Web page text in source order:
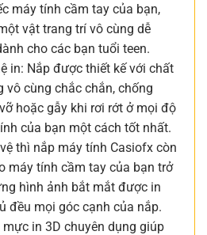
máy tính cầm tay của bạn,
vật trang trí vô cùng dễ
cho các bạn tuổi teen.
in: Nắp được thiết kế với chất
vô cùng chắc chắn, chống
hoặc gẫy khi rơi rớt ở mọi độ
của bạn một cách tốt nhất.
thì nắp máy tính Casiofx còn
máy tính cầm tay của bạn trở
hình ảnh bắt mắt được in
đều mọi góc cạnh của nắp.
in 3D chuyên dụng giúp